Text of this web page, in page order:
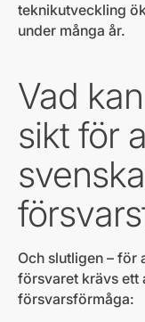
teknikutveckling
under många år.
Vad
sikt för
svenska
Och slutligen – för
försvaret krävs ett
försvarsförmåga: